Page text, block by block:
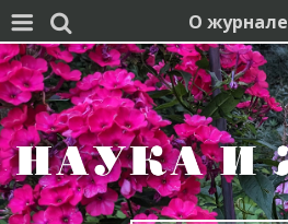
  О журнале